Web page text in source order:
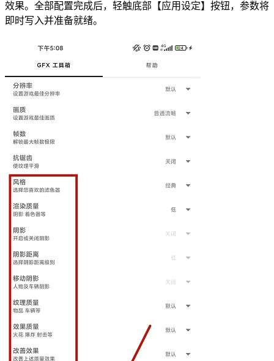
效果。全部配置完成后，轻触底部【应用设定】按钮，参数将
即时写入并准备就绪。